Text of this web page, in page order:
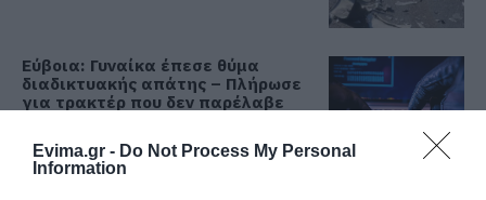
Evima.gr - Do Not Process My Personal
Information
Εύβοια: Γυναίκα έπεσε θύμα
διαδικτυακής απάτης – Πλήρωσε
για τρακτέρ που δεν παρέλαβε
Τραγωδία στην Εύβοια: Άνδρας